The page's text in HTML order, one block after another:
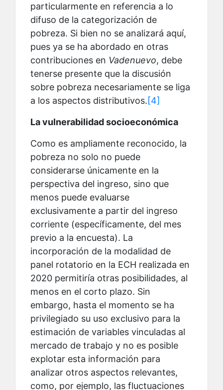
particularmente en referencia a lo
difuso de la categorización de
pobreza. Si bien no se analizará aquí,
pues ya se ha abordado en otras
contribuciones en Vadenuevo, debe
tenerse presente que la discusión
sobre pobreza necesariamente se liga
a los aspectos distributivos.[4]
La vulnerabilidad socioeconómica
Como es ampliamente reconocido, la
pobreza no solo no puede
considerarse únicamente en la
perspectiva del ingreso, sino que
menos puede evaluarse
exclusivamente a partir del ingreso
corriente (específicamente, del mes
previo a la encuesta). La
incorporación de la modalidad de
panel rotatorio en la ECH realizada en
2020 permitiría otras posibilidades, al
menos en el corto plazo. Sin
embargo, hasta el momento se ha
privilegiado su uso exclusivo para la
estimación de variables vinculadas al
mercado de trabajo y no es posible
explotar esta información para
analizar otros aspectos relevantes,
como, por ejemplo, las fluctuaciones